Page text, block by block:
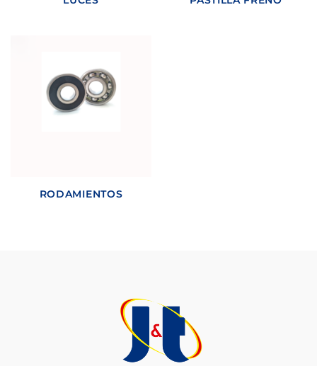
RODAMIENTOS